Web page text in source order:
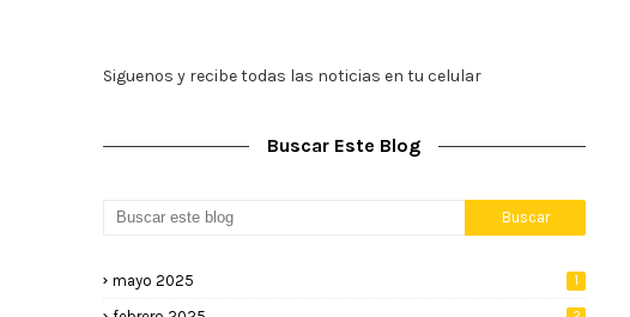
Siguenos y recibe todas las noticias en tu celular
Buscar Este Blog
mayo 2025 1